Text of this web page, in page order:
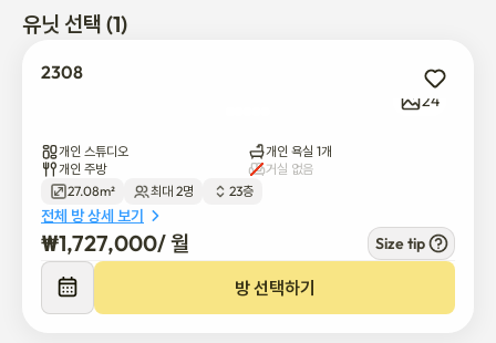
한 복합 쇼핑 문화 공간 인접
🏫인천대학교 및 채드윅 학교는 대중교통으로 30분 이내에 이동할
수 있습니다
"서울까지 약 한 시간 정도" 이동 가능한 🚍M6450 버스
유닛 선택 (1)
2308
24
개인 스튜디오
개인 욕실 1개
개인 주방
거실 없음
27.08m²
최대 2명 23층
전체 방 상세 보기
₩1,727,000/ 월 Size tip
방 선택하기